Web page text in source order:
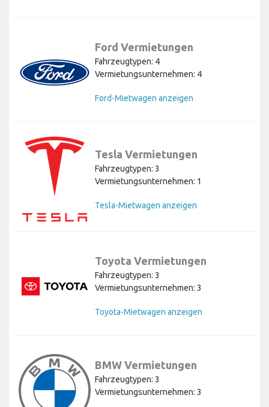
Ford Vermietungen
Fahrzeugtypen: 4
Vermietungsunternehmen: 4
Ford-Mietwagen anzeigen
Tesla Vermietungen
Fahrzeugtypen: 3
Vermietungsunternehmen: 1
Tesla-Mietwagen anzeigen
Toyota Vermietungen
Fahrzeugtypen: 3
Vermietungsunternehmen: 3
Toyota-Mietwagen anzeigen
BMW Vermietungen
Fahrzeugtypen: 3
Vermietungsunternehmen: 3